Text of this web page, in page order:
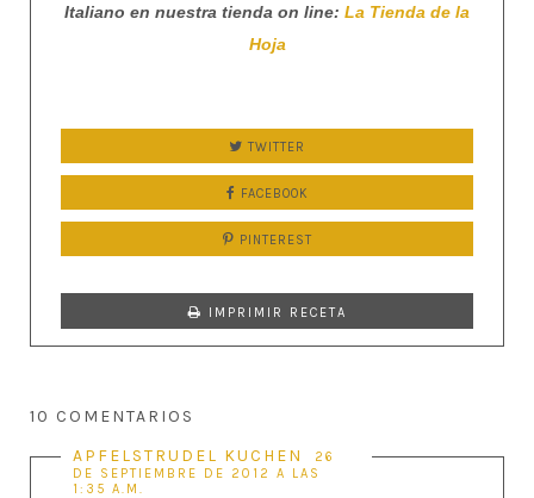
Italiano en nuestra tienda on line: La Tienda de la
Hoja
TWITTER
FACEBOOK
PINTEREST
IMPRIMIR RECETA
10 COMENTARIOS
APFELSTRUDEL KUCHEN
26
DE SEPTIEMBRE DE 2012 A LAS
1:35 A.M.